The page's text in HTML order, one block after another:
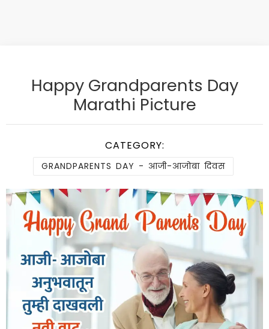
Happy Grandparents Day
Marathi Picture
CATEGORY:
GRANDPARENTS DAY - आजी-आजोबा दिवस